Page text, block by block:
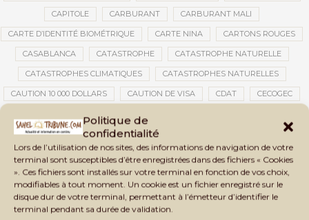
Politique de
confidentialité
Lors de l’utilisation de nos sites, des informations de navigation de votre
terminal sont susceptibles d’être enregistrées dans des fichiers « Cookies
». Ces fichiers sont installés sur votre terminal en fonction de vos choix,
modifiables à tout moment. Un cookie est un fichier enregistré sur le
disque dur de votre terminal, permettant à l’émetteur d’identifier le
terminal pendant sa durée de validation.
CAPITOLE CARBURANT CARBURANT MALI
CARTE D’IDENTITÉ BIOMÉTRIQUE CARTE NINA CARTONS ROUGES
CASABLANCA CATASTROPHE CATASTROPHE NATURELLE
CATASTROPHES CLIMATIQUES CATASTROPHES NATURELLES
CAUTION 10 000 DOLLARS CAUTION DE VISA CDAT CECOGEC
CEMAPI CEN-SNESUP
CENTRAFRIQUE CENTRALE SOLAIRE
CENTRALE SOLAIRE DE SANANKOROBA CENTRALES SOLAIRES
CENTRE D'INTELLIGENCE ARTIFICIELLE
CENTRE DE SANTÉ COMMUNAUTAIRE